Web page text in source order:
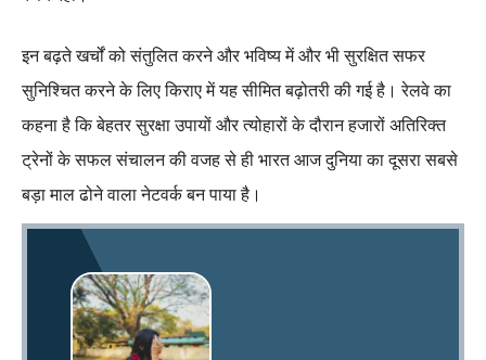
इन बढ़ते खर्चों को संतुलित करने और भविष्य में और भी सुरक्षित सफर
सुनिश्चित करने के लिए किराए में यह सीमित बढ़ोतरी की गई है। रेलवे का
कहना है कि बेहतर सुरक्षा उपायों और त्योहारों के दौरान हजारों अतिरिक्त
ट्रेनों के सफल संचालन की वजह से ही भारत आज दुनिया का दूसरा सबसे
बड़ा माल ढोने वाला नेटवर्क बन पाया है।